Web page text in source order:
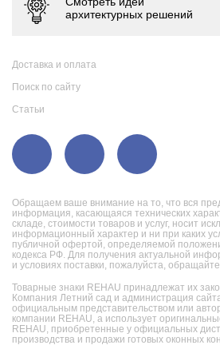
Обращаем ваше внимание на то, что вся
информация, касающаяся технических
складе, стоимости товаров и услуг, носит
информационный характер и ни при каких
публичной офертой, определяемой
кодекса РФ. Для получения актуальной
и условиях поставки, пожалуйста,
Товарные знаки REHAU принадлежат их
Компания Летний сад и администрация
официальным представительством или
компании REHAU, а использует
REHAU, приобретенные у официальных
производства и продажи готовых оконных
Доставка и оплата
Поиск по сайту
Статьи